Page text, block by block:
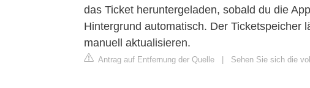
das Ticket heruntergeladen, sobald du die
Hintergrund automatisch. Der Ticketspeicher
manuell aktualisieren.
Antrag auf Entfernung der Quelle | Sehen Sie sich die